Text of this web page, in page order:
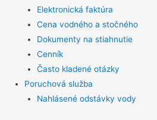
Elektronická faktúra
Cena vodného a stočného
Dokumenty na stiahnutie
Cenník
Často kladené otázky
Poruchová služba
Nahlásené odstávky vody